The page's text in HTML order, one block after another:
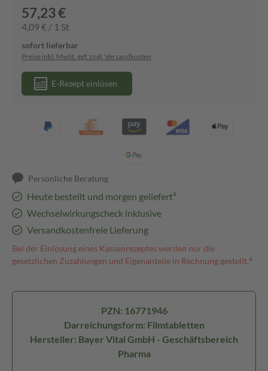
57,23 €
4,09 € / 1 St
sofort lieferbar
Preise inkl. MwSt. ggf. zzgl. Versandkosten
E-Rezept einlösen
Persönliche Beratung
Heute bestellt und morgen geliefert³
Wechselwirkungscheck inklusive
Versandkostenfreie Lieferung
Bei der Einlösung eines Kassenrezeptes werden nur die
gesetzlichen Zuzahlungen und Eigenanteile in Rechnung gestellt.⁴
PZN: 16771946
Darreichungsform: Filmtabletten
Hersteller: Bayer Vital GmbH - Geschäftsbereich
Pharma